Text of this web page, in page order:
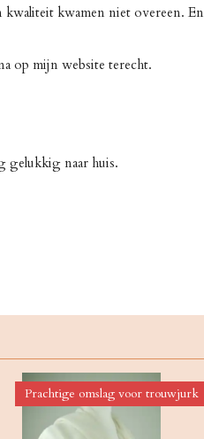
kwaliteit kwamen niet overeen. En
op mijn website terecht.
gelukkig naar huis.
Prachtige omslag voor trouwjurk